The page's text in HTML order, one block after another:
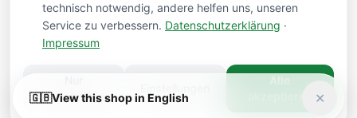
HANDMADEPREMIUM QUALITY
technisch notwendig, andere helfen uns, unseren
Service zu verbessern. Datenschutzerklärung ·
Impressum
notwendige
🇬🇧View this shop in English ✕